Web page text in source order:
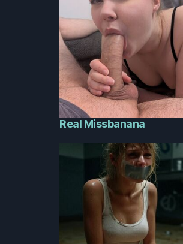
Real Missbanana